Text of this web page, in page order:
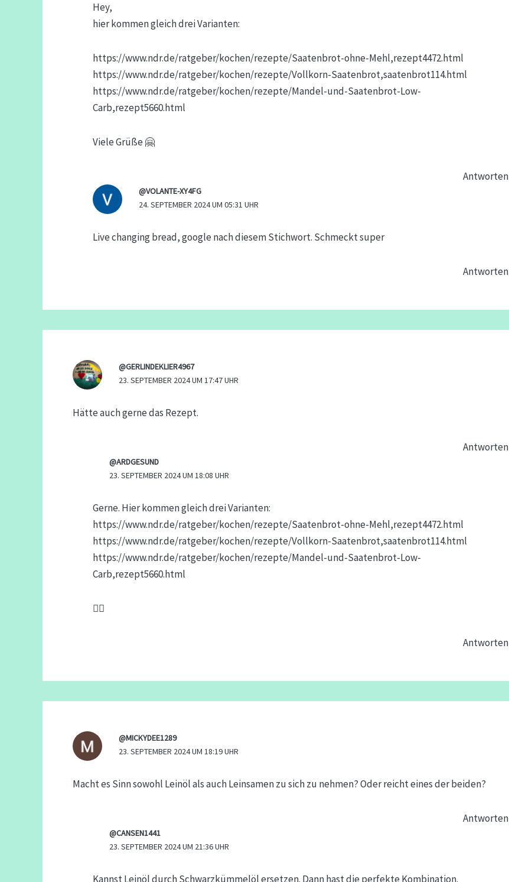
Hey,
hier kommen gleich drei Varianten:
https://www.ndr.de/ratgeber/kochen/rezepte/Saatenbrot-ohne-Mehl,rezept4472.html
https://www.ndr.de/ratgeber/kochen/rezepte/Vollkorn-Saatenbrot,saatenbrot114.html
https://www.ndr.de/ratgeber/kochen/rezepte/Mandel-und-Saatenbrot-Low-
Carb,rezept5660.html
Viele Grüße 🤗
Antworten
@VOLANTE-XY4FG
24. SEPTEMBER 2024 UM 05:31 UHR
Live changing bread, google nach diesem Stichwort. Schmeckt super
Antworten
@GERLINDEKLIER4967
23. SEPTEMBER 2024 UM 17:47 UHR
Hätte auch gerne das Rezept.
Antworten
@ARDGESUND
23. SEPTEMBER 2024 UM 18:08 UHR
Gerne. Hier kommen gleich drei Varianten:
https://www.ndr.de/ratgeber/kochen/rezepte/Saatenbrot-ohne-Mehl,rezept4472.html
https://www.ndr.de/ratgeber/kochen/rezepte/Vollkorn-Saatenbrot,saatenbrot114.html
https://www.ndr.de/ratgeber/kochen/rezepte/Mandel-und-Saatenbrot-Low-
Carb,rezept5660.html
🙋‍♀️
Antworten
@MICKYDEE1289
23. SEPTEMBER 2024 UM 18:19 UHR
Macht es Sinn sowohl Leinöl als auch Leinsamen zu sich zu nehmen? Oder reicht eines der beiden?
Antworten
@CANSEN1441
23. SEPTEMBER 2024 UM 21:36 UHR
Kannst Leinöl durch Schwarzkümmelöl ersetzen. Dann hast die perfekte Kombination.